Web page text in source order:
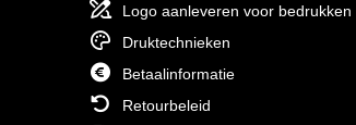
Logo aanleveren voor bedrukken
Druktechnieken
Betaalinformatie
Retourbeleid